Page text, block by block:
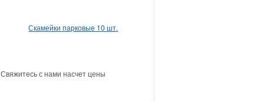
Скамейки парковые 10 шт.
Свяжитесь с нами насчет цены